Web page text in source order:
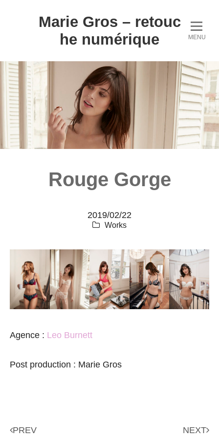
Marie Gros – retouc
he numérique
MENU
Rouge Gorge
2019/02/22
Works
Agence : Leo Burnett
Post production : Marie Gros
PREV NEXT